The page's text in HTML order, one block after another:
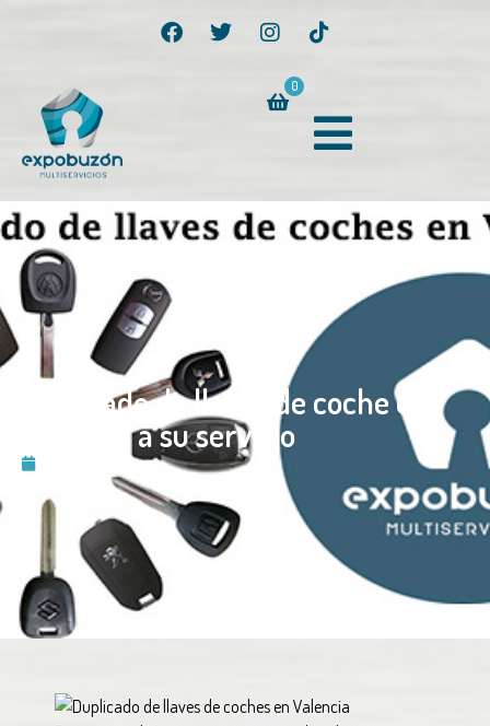
0
Duplicado de llaves de coche en
Valencia a su servicio
04/02/2020